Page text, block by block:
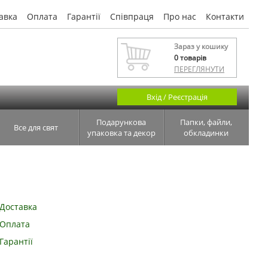
Оплата Гарантії Співпраця Про нас Контакти
Зараз у кошику
0товарів
ПЕРЕГЛЯНУТИ
Вхід / Реєстрація
Все для свят
Подарункова
упаковка та декор
Папки, файли,
обкладинки
Доставка
Оплата
Гарантії